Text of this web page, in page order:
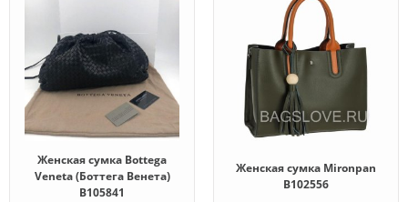
Женская сумка Bottega
Veneta (Боттега Венета)
B105841
Женская сумка Mironpan
B102556